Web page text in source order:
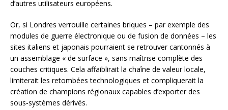
d’autres utilisateurs européens.
Or, si Londres verrouille certaines briques – par exemple des
modules de guerre électronique ou de fusion de données – les
sites italiens et japonais pourraient se retrouver cantonnés à
un assemblage « de surface », sans maîtrise complète des
couches critiques. Cela affaiblirait la chaîne de valeur locale,
limiterait les retombées technologiques et compliquerait la
création de champions régionaux capables d’exporter des
sous‑systèmes dérivés.